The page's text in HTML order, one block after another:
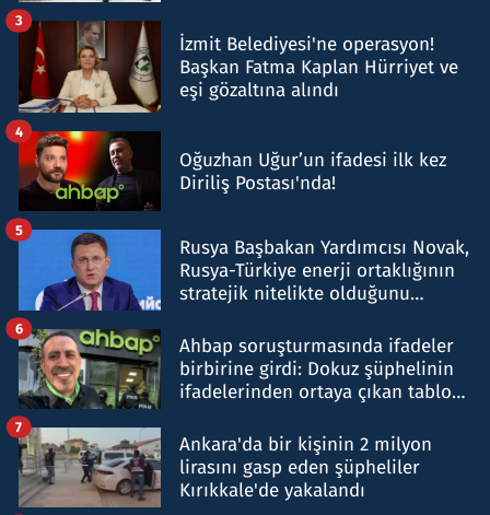
İzmit Belediyesi'ne operasyon!
Başkan Fatma Kaplan Hürriyet ve
eşi gözaltına alındı
3
Oğuzhan Uğur’un ifadesi ilk kez
Diriliş Postası'nda!
4
Rusya Başbakan Yardımcısı Novak,
Rusya-Türkiye enerji ortaklığının
stratejik nitelikte olduğunu
5
Ahbap soruşturmasında ifadeler
birbirine girdi: Dokuz şüphelinin
ifadelerinden ortaya çıkan tablo
6
Ankara'da bir kişinin 2 milyon
lirasını gasp eden şüpheliler
Kırıkkale'de yakalandı
7